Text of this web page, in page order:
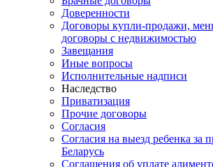
Доверенности
Договоры купли-продажи,
договоры с недвижимостью
Завещания
Иные вопросы
Исполнительные надписи
Наследство
Приватизация
Прочие договоры
Согласия
Согласия на выезд ребенка за
Беларусь
Соглашения об уплате